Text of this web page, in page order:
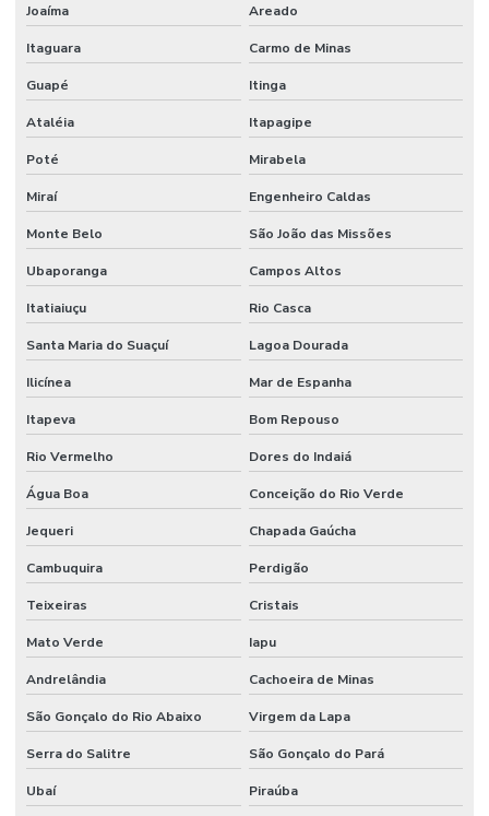
Joaíma Areado
Itaguara Carmo de Minas
Guapé Itinga
Ataléia Itapagipe
Poté Mirabela
Miraí Engenheiro Caldas
Monte Belo São João das Missões
Ubaporanga Campos Altos
Itatiaiuçu Rio Casca
Santa Maria do Suaçuí Lagoa Dourada
Ilicínea Mar de Espanha
Itapeva Bom Repouso
Rio Vermelho Dores do Indaiá
Água Boa Conceição do Rio Verde
Jequeri Chapada Gaúcha
Cambuquira Perdigão
Teixeiras Cristais
Mato Verde Iapu
Andrelândia Cachoeira de Minas
São Gonçalo do Rio Abaixo Virgem da Lapa
Serra do Salitre São Gonçalo do Pará
Ubaí Piraúba